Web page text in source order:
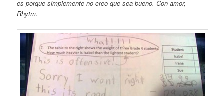
es porque simplemente no creo que sea bueno. Con amor,
Rhytm.